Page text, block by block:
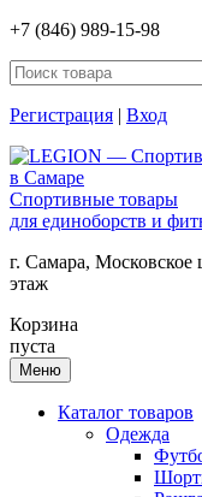
+7 (846) 989-15-98
Регистрация | Вход
Спортивные товары
для единоборств и
г. Самара,
этаж
Корзина
пуста
Меню
Каталог товаров
Одежда